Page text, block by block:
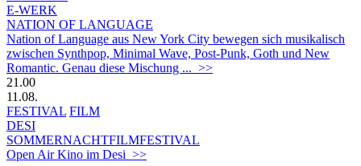
E-WERK
NATION OF LANGUAGE
Nation of Language aus New York City bewegen sich musikalisch
zwischen Synthpop, Minimal Wave, Post-Punk, Goth und New
Romantic. Genau diese Mischung ... >>
21.00
11.08.
FESTIVAL FILM
DESI
SOMMERNACHTFILMFESTIVAL
Open Air Kino im Desi >>